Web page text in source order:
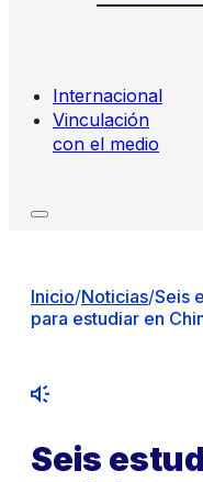
Internacional
Vinculación
con el medio
Inicio/Noticias/Seis
para estudiar en
Seis